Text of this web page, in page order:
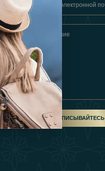
ПОДПИСЫВАЙТЕСЬ